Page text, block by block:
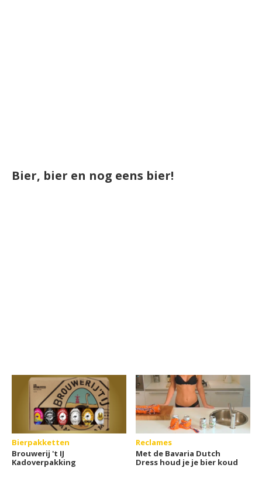
Bier, bier en nog eens bier!
Bierpakketten
Brouwerij 't IJ
Kadoverpakking
Reclames
Met de Bavaria Dutch
Dress houd je je bier koud